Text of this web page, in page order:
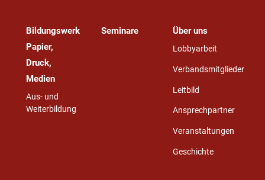
Bildungswerk
Papier,
Druck,
Medien
Aus- und
Weiterbildung
Seminare Über uns
Lobbyarbeit
Verbandsmitglieder
Leitbild
Ansprechpartner
Veranstaltungen
Geschichte